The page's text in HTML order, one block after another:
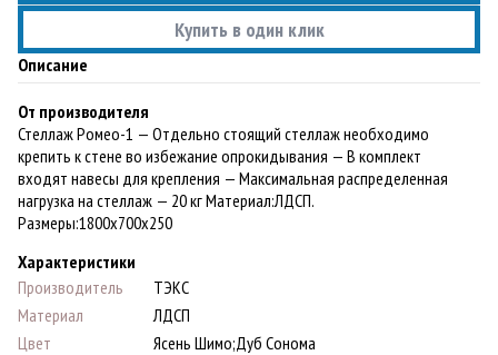
Купить в один клик
Описание
От производителя
Стеллаж Ромео-1 — Отдельно стоящий стеллаж необходимо
крепить к стене во избежание опрокидывания — В комплект
входят навесы для крепления — Максимальная распределенная
нагрузка на стеллаж — 20 кг Материал:ЛДСП.
Paзмеры:1800х700х250
Характеристики
Производитель
ТЭКС
Материал
ЛДСП
Цвет
Ясень Шимо;Дуб Сонома